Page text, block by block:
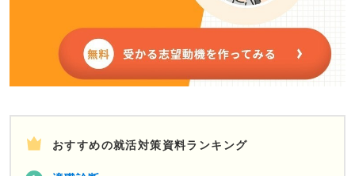
おすすめの就活対策資料ランキング